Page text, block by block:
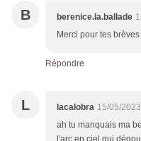
B berenice.la.ballade
Merci pour tes
Répondre
L lacalobra 15/05/
ah tu manquais ma
l'arc en ciel qui